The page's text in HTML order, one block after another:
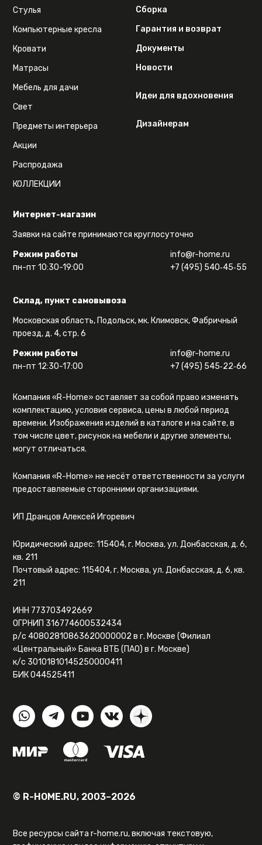
Интернет-магазин
Заявки на сайте принимаются круглосуточно
Режим работы
пн-пт 10:30-19:00
info@r-home.ru
+7 (495) 540‑45‑55
Склад, пункт самовывоза
Московская область, Подольск, мк. Климовск, Фабричный
проезд, д. 4, стр. 6
Режим работы
пн-пт 12:30-17:00
info@r-home.ru
+7 (495) 545‑22‑66
Стулья
Компьютерные кресла
Кровати
Матрасы
Мебель для дачи
Свет
Предметы интерьера
Акции
Распродажа
КОЛЛЕКЦИИ
Сборка
Гарантия и возврат
Документы
Новости
Идеи для вдохновения
Дизайнерам
Компания «R-Home» оставляет за собой право изменять
комплектацию, условия сервиса, цены в любой период
времени. Изображения изделий в каталоге и на сайте, в
том числе цвет, рисунок на мебели и другие элементы,
могут отличаться.
Компания «R-Home» не несёт ответственности за услуги
предоставляемые сторонними организациями.
ИП Дранцов Алексей Игоревич
Юридический адрес: 115404, г. Москва, ул. Донбасская, д. 6,
кв. 211
Почтовый адрес: 115404, г. Москва, ул. Донбасская, д. 6, кв.
211
ИНН 773703492669
ОГРНИП 316774600532434
р/с 40802810863620000002 в г. Москве (Филиал
«Центральный» Банка ВТБ (ПАО) в г. Москве)
к/с 30101810145250000411
БИК 044525411
© R-HOME.RU, 2003–2026
Все ресурсы сайта r-home.ru, включая текстовую,